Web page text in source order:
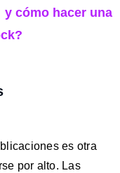
y cómo hacer una
es otra
por alto. Las